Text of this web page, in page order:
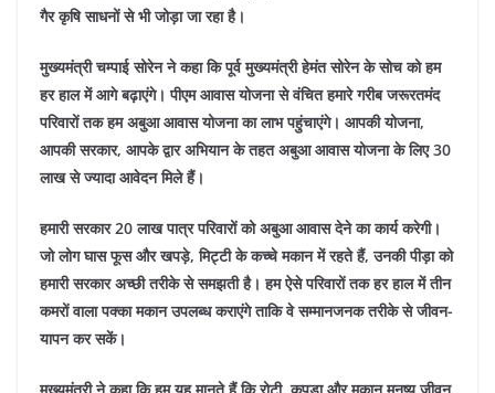
गैर कृषि साधनों से भी जोड़ा जा रहा है।
मुख्यमंत्री चम्पाई सोरेन ने कहा कि पूर्व मुख्यमंत्री हेमंत सोरेन के सोच को हम
हर हाल में आगे बढ़ाएंगे। पीएम आवास योजना से वंचित हमारे गरीब जरूरतमंद
परिवारों तक हम अबुआ आवास योजना का लाभ पहुंचाएंगे। आपकी योजना,
आपकी सरकार, आपके द्वार अभियान के तहत अबुआ आवास योजना के लिए 30
लाख से ज्यादा आवेदन मिले हैं।
हमारी सरकार 20 लाख पात्र परिवारों को अबुआ आवास देने का कार्य करेगी।
जो लोग घास फूस और खपड़े, मिट्टी के कच्चे मकान में रहते हैं, उनकी पीड़ा को
हमारी सरकार अच्छी तरीके से समझती है। हम ऐसे परिवारों तक हर हाल में तीन
कमरों वाला पक्का मकान उपलब्ध कराएंगे ताकि वे सम्मानजनक तरीके से जीवन-
यापन कर सकें।